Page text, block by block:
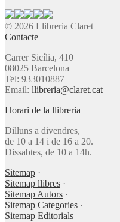
© 2026 Llibreria Claret
Contacte
Carrer Sicília, 410
08025 Barcelona
Tel: 933010887
Email: llibreria@claret.cat
Horari de la llibreria
Dilluns a divendres,
de 10 a 14 i de 16 a 20.
Dissabtes, de 10 a 14h.
Sitemap ·
Sitemap llibres ·
Sitemap Autors ·
Sitemap Categories ·
Sitemap Editorials